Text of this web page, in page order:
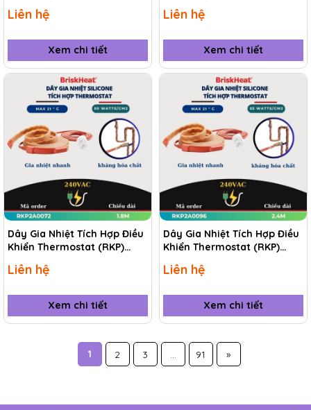
Liên hệ
Xem chi tiết
Liên hệ
Xem chi tiết
Dây Gia Nhiệt Tích Hợp Điều
Khiển Thermostat (RKP)
Liên hệ
Xem chi tiết
Dây Gia Nhiệt Tích Hợp Điều
Khiển Thermostat (RKP)
Liên hệ
Xem chi tiết
1 2 3 ... 91 »